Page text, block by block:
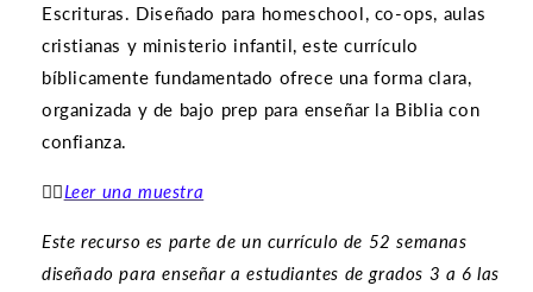
Escrituras. Diseñado para homeschool, co-ops, aulas
cristianas y ministerio infantil, este currículo
bíblicamente fundamentado ofrece una forma clara,
organizada y de bajo prep para enseñar la Biblia con
confianza.
👉🏽Leer una muestra
Este recurso es parte de un currículo de 52 semanas
diseñado para enseñar a estudiantes de grados 3 a 6 las